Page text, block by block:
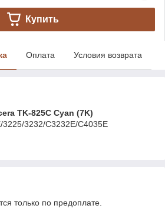
Купить
Оплата Условия возврата
TK-825C Cyan (7K)
3232/C3232E/C4035E
только по предоплате.